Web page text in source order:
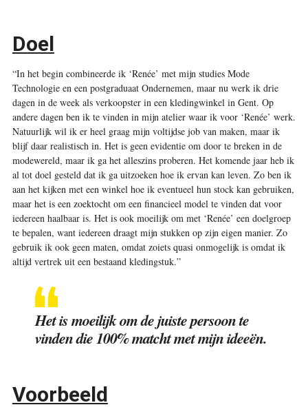
Doel
“In het begin combineerde ik ‘Renée’ met mijn studies Mode
Technologie en een postgraduaat Ondernemen, maar nu werk ik drie
dagen in de week als verkoopster in een kledingwinkel in Gent. Op
andere dagen ben ik te vinden in mijn atelier waar ik voor ‘Renée’ werk.
Natuurlijk wil ik er heel graag mijn voltijdse job van maken, maar ik
blijf daar realistisch in. Het is geen evidentie om door te breken in de
modewereld, maar ik ga het alleszins proberen. Het komende jaar heb ik
al tot doel gesteld dat ik ga uitzoeken hoe ik ervan kan leven. Zo ben ik
aan het kijken met een winkel hoe ik eventueel hun stock kan gebruiken,
maar het is een zoektocht om een financieel model te vinden dat voor
iedereen haalbaar is. Het is ook moeilijk om met ‘Renée’ een doelgroep
te bepalen, want iedereen draagt mijn stukken op zijn eigen manier. Zo
gebruik ik ook geen maten, omdat zoiets quasi onmogelijk is omdat ik
altijd vertrek uit een bestaand kledingstuk.”
Het is moeilijk om de juiste persoon te
vinden die 100% matcht met mijn ideeën.
Voorbeeld